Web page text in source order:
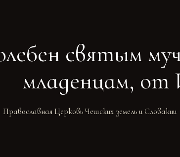
святым
младенцам, от
Православная Церковь Чешских земель и Словакии